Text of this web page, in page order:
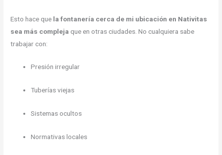
Esto hace que la fontanería cerca de mi ubicación en Nativitas
sea más compleja que en otras ciudades. No cualquiera sabe
trabajar con:
Presión irregular
Tuberías viejas
Sistemas ocultos
Normativas locales